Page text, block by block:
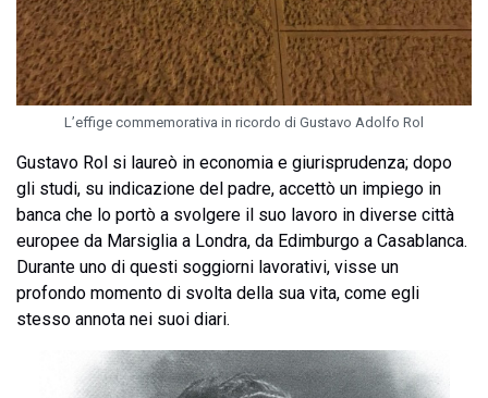
L’effige commemorativa in ricordo di Gustavo Adolfo Rol
Gustavo Rol si laureò in economia e giurisprudenza; dopo
gli studi, su indicazione del padre, accettò un impiego in
banca che lo portò a svolgere il suo lavoro in diverse città
europee da Marsiglia a Londra, da Edimburgo a Casablanca.
Durante uno di questi soggiorni lavorativi, visse un
profondo momento di svolta della sua vita, come egli
stesso annota nei suoi diari.